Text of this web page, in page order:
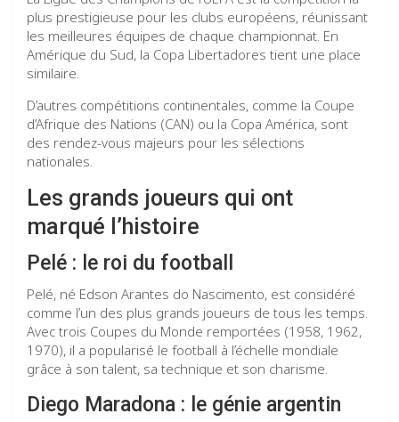
plus prestigieuse pour les clubs européens, réunissant
les meilleures équipes de chaque championnat. En
Amérique du Sud, la Copa Libertadores tient une place
similaire.
D’autres compétitions continentales, comme la Coupe
d’Afrique des Nations (CAN) ou la Copa América, sont
des rendez-vous majeurs pour les sélections
nationales.
Les grands joueurs qui ont
marqué l’histoire
Pelé : le roi du football
Pelé, né Edson Arantes do Nascimento, est considéré
comme l’un des plus grands joueurs de tous les temps.
Avec trois Coupes du Monde remportées (1958, 1962,
1970), il a popularisé le football à l’échelle mondiale
grâce à son talent, sa technique et son charisme.
Diego Maradona : le génie argentin